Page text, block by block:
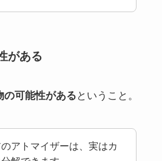
がある
の可能性がある ということ。
アトマイザーは、実はカ